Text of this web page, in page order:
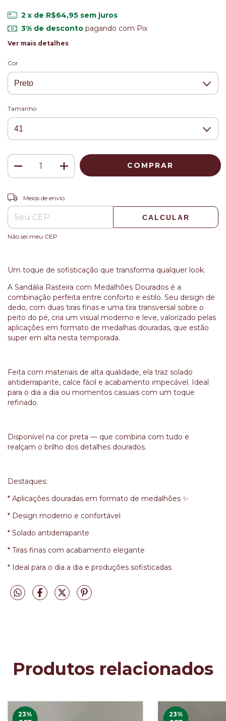
2 x de R$64,95 sem juros
3% de descontopagando com Pix
Ver mais detalhes
Cor
Tamanho
Entregas para o CEP:
Meios de envio
CALCULAR
Não sei meu CEP
Um toque de sofisticação que transforma qualquer look.
A Sandália Rasteira com Medalhões Dourados é a
combinação perfeita entre conforto e estilo. Seu design de
dedo, com duas tiras finas e uma tira transversal sobre o
peito do pé, cria um visual moderno e leve, valorizado pelas
aplicações em formato de medalhas douradas, que estão
super em alta nesta temporada.
Feita com materiais de alta qualidade, ela traz solado
antiderrapante, calce fácil e acabamento impecável. Ideal
para o dia a dia ou momentos casuais com um toque
refinado.
Disponível na cor preta — que combina com tudo e
realçam o brilho dos detalhes dourados.
Destaques:
* Aplicações douradas em formato de medalhões ✨
* Design moderno e confortável
* Solado antiderrapante
* Tiras finas com acabamento elegante
* Ideal para o dia a dia e produções sofisticadas
Produtos relacionados
23%
23%